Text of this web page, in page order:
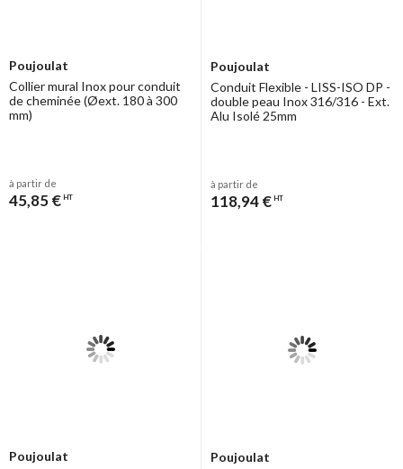
Poujoulat
Collier mural Inox pour conduit
de cheminée (Øext. 180 à 300
mm)
à partir de
45,85 € HT
Poujoulat
Conduit Flexible - LISS-ISO DP -
double peau Inox 316/316 - Ext.
Alu Isolé 25mm
à partir de
118,94 € HT
Poujoulat Poujoulat